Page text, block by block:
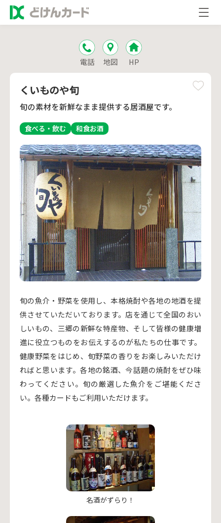
電話 地図 HP
くいものや旬
旬の素材を新鮮なまま提供する居酒屋です。
食べる・飲む 和食お酒
旬の魚介・野菜を使用し、本格焼酎や各地の地酒を提
供させていただいております。店を通じて全国のおい
しいもの、三郷の新鮮な特産物、そして皆様の健康増
進に役立つものをお伝えするのが私たちの仕事です。
健康野菜をはじめ、旬野菜の香りをお楽しみいただけ
ればと思います。各地の銘酒、今話題の焼酎をぜひ味
わってください。旬の厳選した魚介をご堪能くださ
い。各種カードもご利用いただけます。
名酒がずらり！